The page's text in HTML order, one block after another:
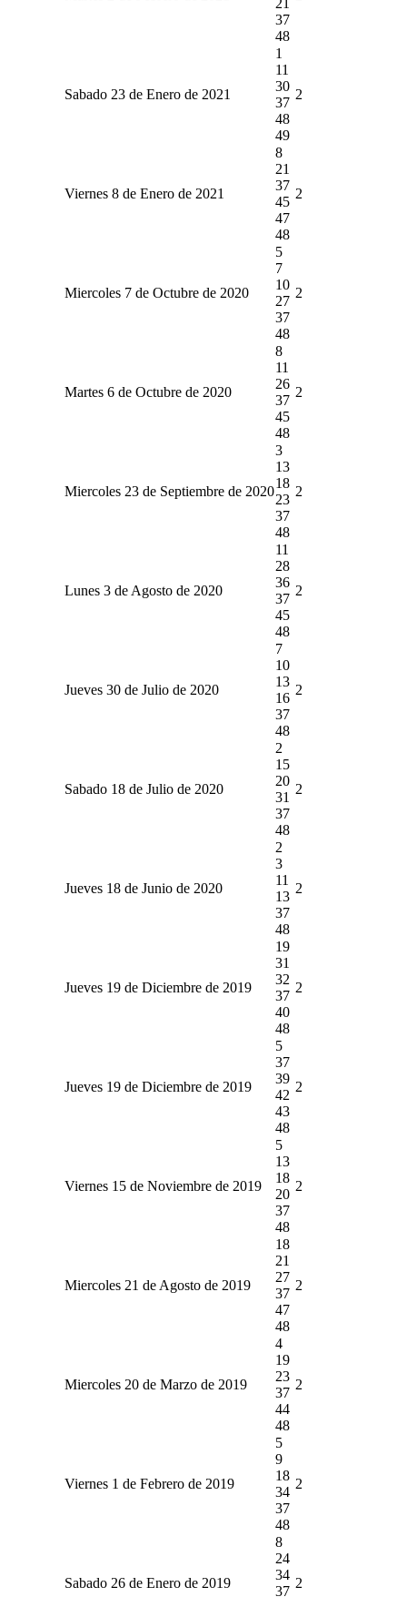
37
48
Sabado 23 de Enero de 2021
1
11
30
37
48
49
2
Viernes 8 de Enero de 2021
8
21
37
45
47
48
2
Miercoles 7 de Octubre de 2020
5
7
10
27
37
48
2
Martes 6 de Octubre de 2020
8
11
26
37
45
48
2
Miercoles 23 de Septiembre de 2020
3
13
18
23
37
48
2
Lunes 3 de Agosto de 2020
11
28
36
37
45
48
2
Jueves 30 de Julio de 2020
7
10
13
16
37
48
2
Sabado 18 de Julio de 2020
2
15
20
31
37
48
2
Jueves 18 de Junio de 2020
2
3
11
13
37
48
2
Jueves 19 de Diciembre de 2019
19
31
32
37
40
48
2
Jueves 19 de Diciembre de 2019
5
37
39
42
43
48
2
Viernes 15 de Noviembre de 2019
5
13
18
20
37
48
2
Miercoles 21 de Agosto de 2019
18
21
27
37
47
48
2
Miercoles 20 de Marzo de 2019
4
19
23
37
44
48
2
Viernes 1 de Febrero de 2019
5
9
18
34
37
48
2
Sabado 26 de Enero de 2019
8
24
34
37
2